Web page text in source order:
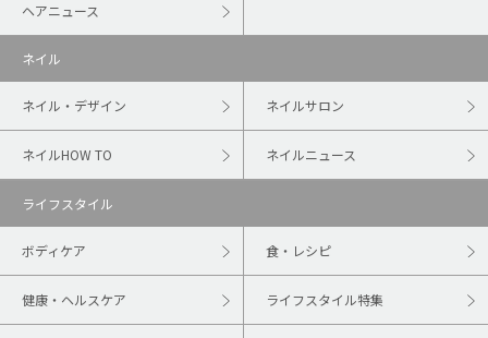
ヘアニュース
ネイル
ネイル・デザイン ネイルサロン
ネイルHOW TO ネイルニュース
ライフスタイル
ボディケア 食・レシピ
健康・ヘルスケア ライフスタイル特集